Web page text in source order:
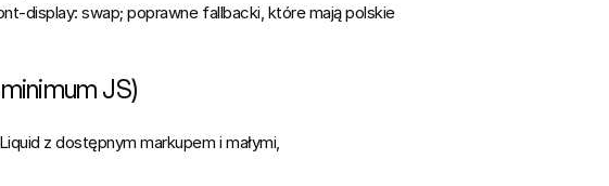
display: swap; poprawne fallbacki, które mają polskie
JS)
z dostępnym markupem i małymi,